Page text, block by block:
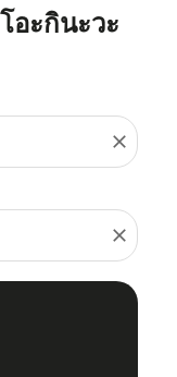
อะกินะวะ
close
close
ะ/หรือปลายทาง) หรื